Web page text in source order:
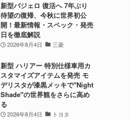
新型パジェロ 復活へ 7年ぶり
待望の復帰、今秋に世界初公
開！最新情報・スペック・発売
日を徹底解説
2026年8月4日 三菱
新型 ハリアー 特別仕様車用カ
スタマイズアイテムを発売 モ
デリスタが漆黒メッキで"Night
Shade"の世界観をさらに高め
る
2026年8月4日 トヨタ